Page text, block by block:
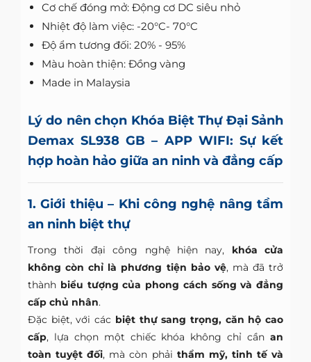
Cơ chế đóng mở: Động cơ DC siêu nhỏ
Nhiệt độ làm việc: -20°C- 70°C
Độ ẩm tương đối: 20% - 95%
Màu hoàn thiện: Đồng vàng
Made in Malaysia
Lý do nên chọn Khóa Biệt Thự Đại Sảnh
Demax SL938 GB – APP WIFI: Sự kết
hợp hoàn hảo giữa an ninh và đẳng cấp
1. Giới thiệu – Khi công nghệ nâng tầm
an ninh biệt thự
Trong thời đại công nghệ hiện nay, khóa cửa
không còn chỉ là phương tiện bảo vệ, mà đã trở
thành biểu tượng của phong cách sống và đẳng
cấp chủ nhân.
Đặc biệt, với các biệt thự sang trọng, căn hộ cao
cấp, lựa chọn một chiếc khóa không chỉ cần an
toàn tuyệt đối, mà còn phải thẩm mỹ, tinh tế và